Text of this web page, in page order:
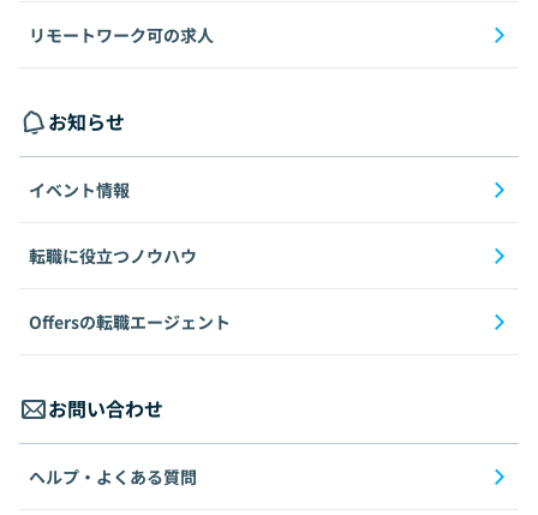
リモートワーク可の求人
お知らせ
イベント情報
転職に役立つノウハウ
Offersの転職エージェント
お問い合わせ
ヘルプ・よくある質問